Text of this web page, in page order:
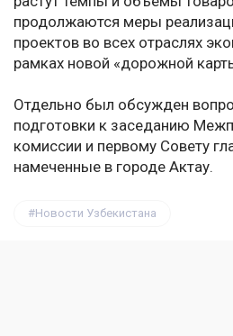
продолжаются меры
проектов во всех отраслях
рамках новой «дорожной
Отдельно был обсужден
подготовки к заседанию
комиссии и первому Совету
намеченные в городе Актау.
Новости Узбекистана